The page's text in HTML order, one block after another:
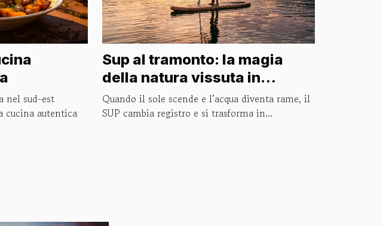
nel sud-est
cucina autentica
Sup al tramonto: la magia
della natura vissuta in
equilibrio sull’acqua
Quando il sole scende e l’acqua diventa rame, il
SUP cambia registro e si trasforma in...